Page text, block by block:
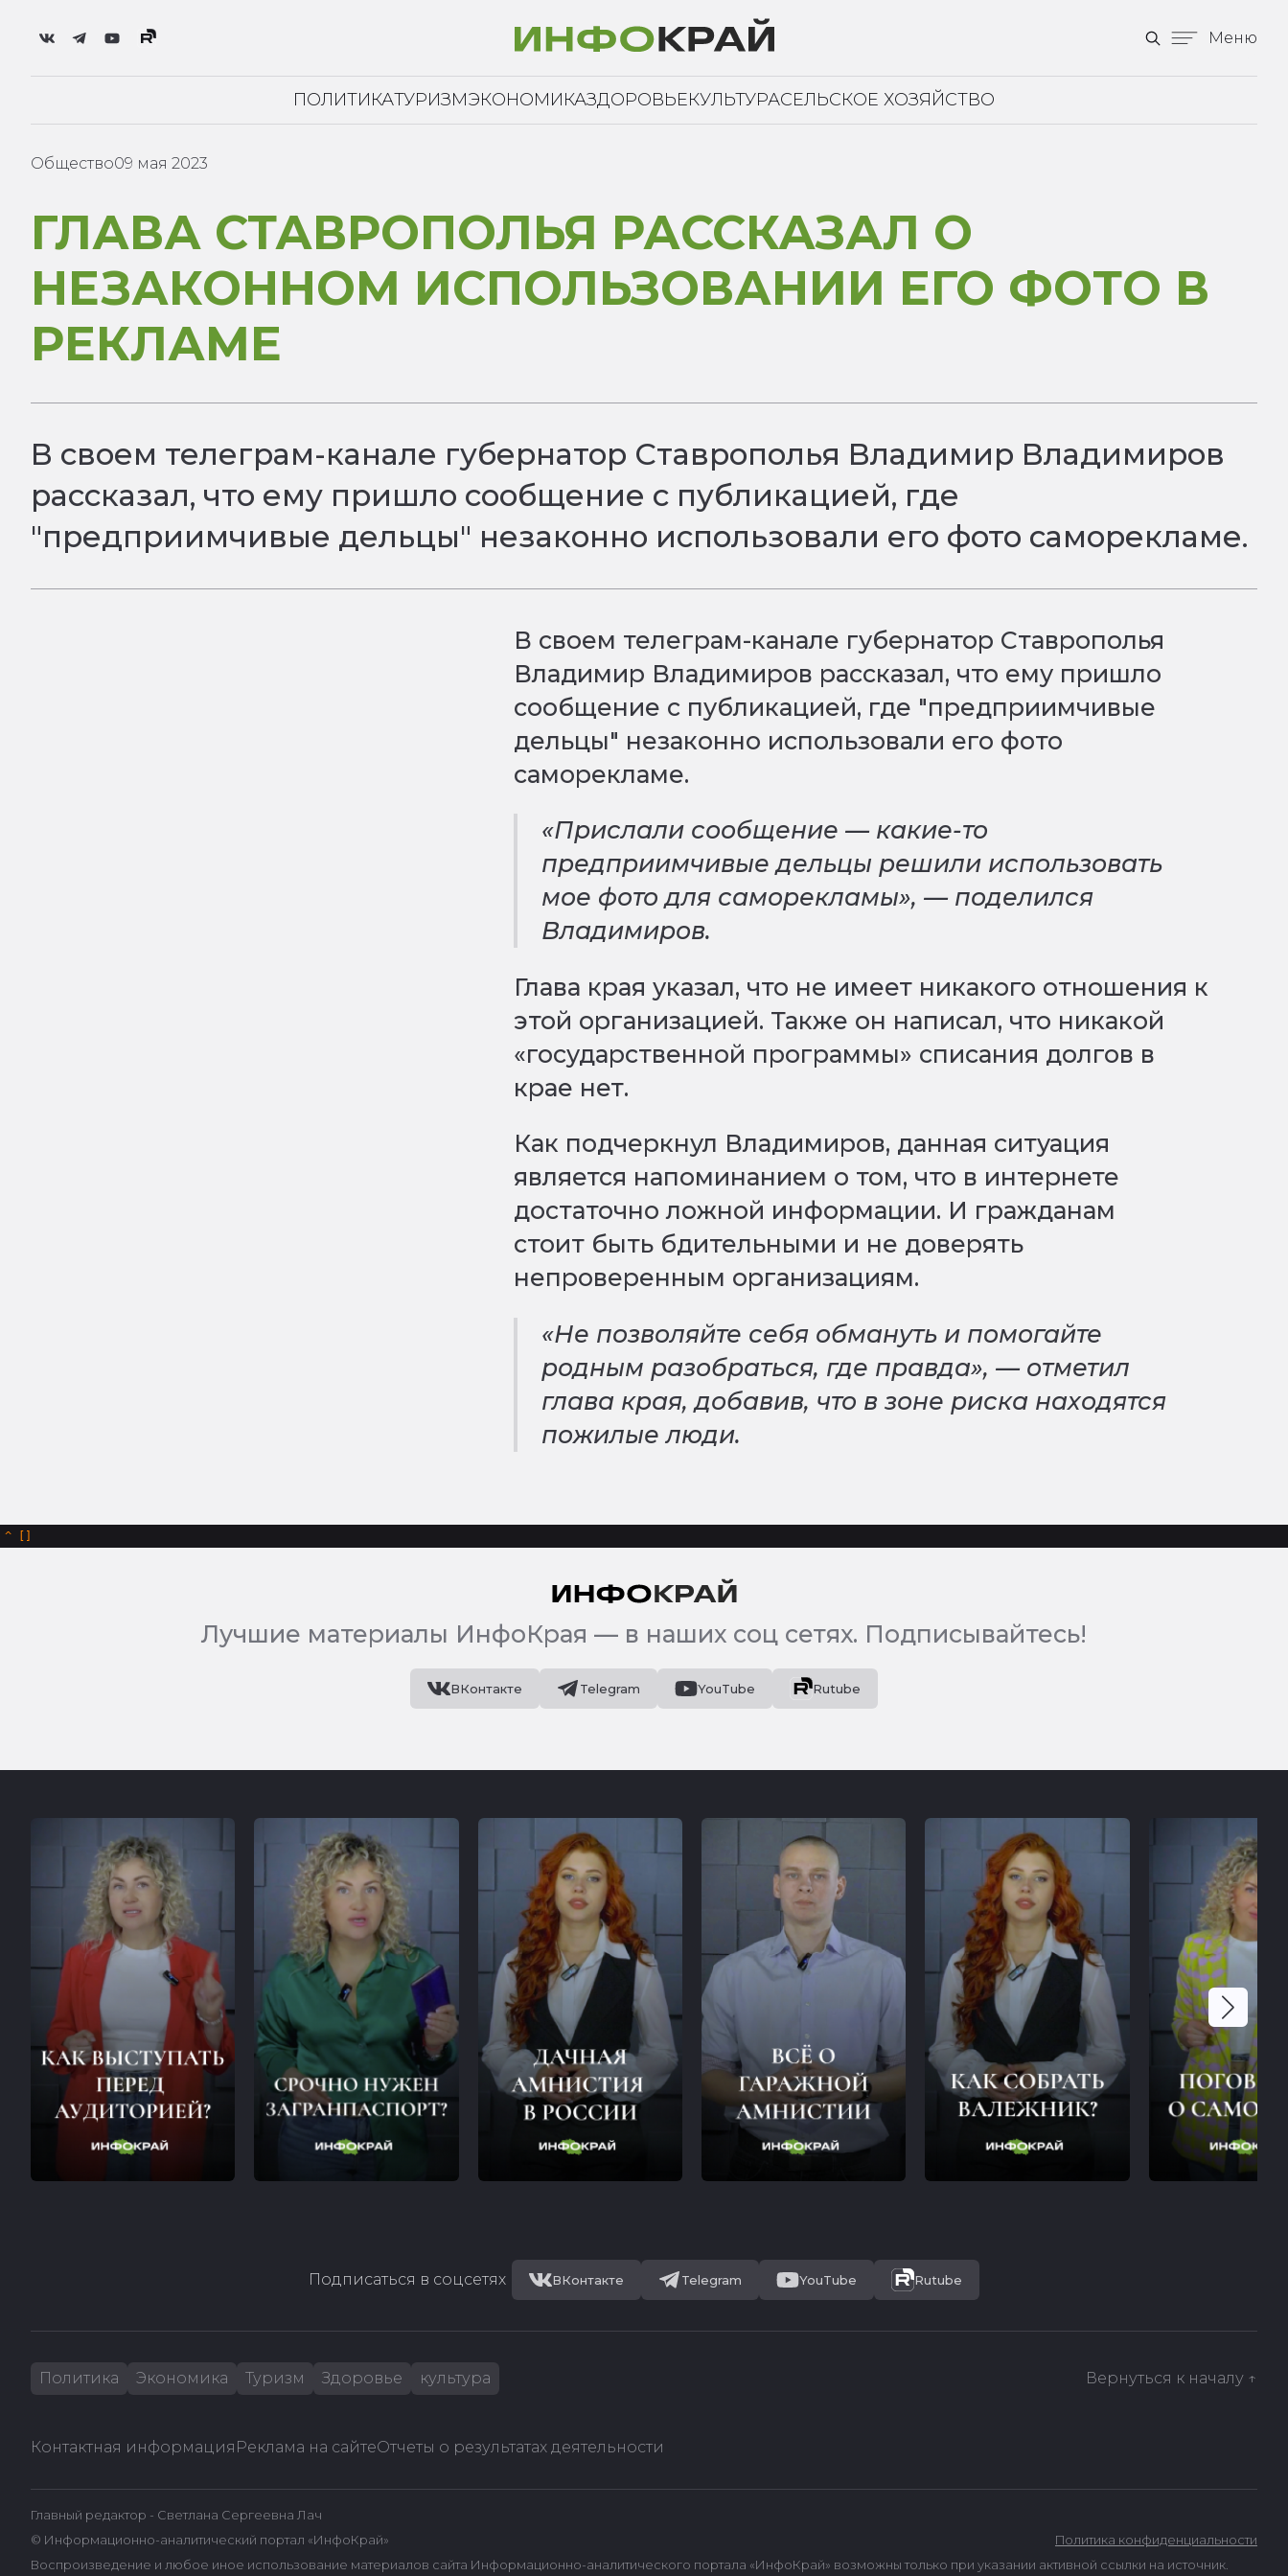
Меню
ПОЛИТИКАТУРИЗМЭКОНОМИКАЗДОРОВЬЕКУЛЬТУРАСЕЛЬСКОЕ ХОЗЯЙСТВО
Общество09 мая 2023
ГЛАВА СТАВРОПОЛЬЯ РАССКАЗАЛ О
НЕЗАКОННОМ ИСПОЛЬЗОВАНИИ ЕГО ФОТО В
РЕКЛАМЕ
В своем телеграм-канале губернатор Ставрополья Владимир Владимиров
рассказал, что ему пришло сообщение с публикацией, где
"предприимчивые дельцы" незаконно использовали его фото саморекламе.
В своем телеграм-канале губернатор Ставрополья
Владимир Владимиров рассказал, что ему пришло
сообщение с публикацией, где "предприимчивые
дельцы" незаконно использовали его фото
саморекламе.
«Прислали сообщение — какие-то
предприимчивые дельцы решили использовать
мое фото для саморекламы», — поделился
Владимиров.
Глава края указал, что не имеет никакого отношения к
этой организацией. Также он написал, что никакой
«государственной программы» списания долгов в
крае нет.
Как подчеркнул Владимиров, данная ситуация
является напоминанием о том, что в интернете
достаточно ложной информации. И гражданам
стоит быть бдительными и не доверять
непроверенным организациям.
«Не позволяйте себя обмануть и помогайте
родным разобраться, где правда», — отметил
глава края, добавив, что в зоне риска находятся
пожилые люди.
^
Лучшие материалы ИнфоКрая — в наших соц сетях. Подписывайтесь!
ВКонтакте Telegram YouTube Rutube
Подписаться в соцсетях ВКонтакте Telegram YouTube Rutube
Политика Экономика Туризм Здоровье культура Вернуться к началу ↑
Контактная информация Реклама на сайтеОтчеты о результатах деятельности
Главный редактор - Светлана Сергеевна Лач
© Информационно-аналитический портал «ИнфоКрай»
Политика конфиденциальности
Воспроизведение и любое иное использование материалов сайта Информационно-аналитического портала «ИнфоКрай» возможны только при указании активной ссылки на источник.